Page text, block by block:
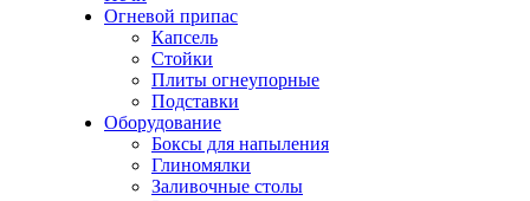
Огневой припас
Капсель
Стойки
Плиты огнеупорные
Подставки
Оборудование
Боксы для напыления
Глиномялки
Заливочные столы